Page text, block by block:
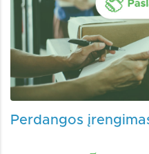
Perdangos